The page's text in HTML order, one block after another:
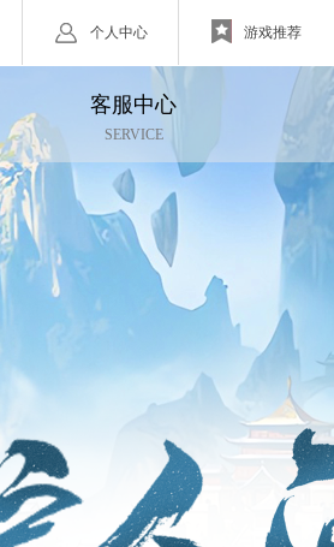
游戏推荐
个人中心
客服中心
SERVICE